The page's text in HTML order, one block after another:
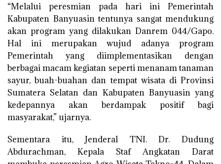
“Melalui peresmian pada hari ini Pemerintah
Kabupaten Banyuasin tentunya sangat mendukung
akan program yang dilakukan Danrem 044/Gapo.
Hal ini merupakan wujud adanya program
Pemerintah yang diimplementasikan dengan
berbagai macam kegiatan seperti menanam tanaman
sayur, buah-buahan dan tempat wisata di Provinsi
Sumatera Selatan dan Kabupaten Banyuasin yang
kedepannya akan berdampak positif bagi
masyarakat,” ujarnya.
Sementara itu, Jenderal TNI. Dr. Dudung
Abdurachman, Kepala Staf Angkatan Darat